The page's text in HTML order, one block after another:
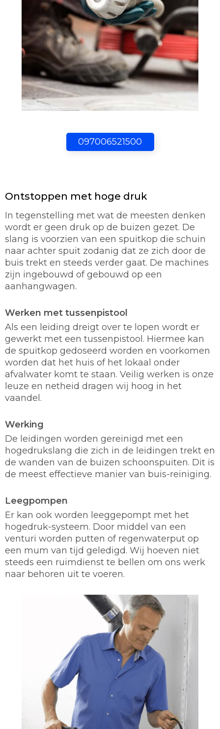
097006521500
Ontstoppen met hoge druk
In tegenstelling met wat de meesten denken
wordt er geen druk op de buizen gezet. De
slang is voorzien van een spuitkop die schuin
naar achter spuit zodanig dat ze zich door de
buis trekt en steeds verder gaat. De machines
zijn ingebouwd of gebouwd op een
aanhangwagen.
Werken met tussenpistool
Als een leiding dreigt over te lopen wordt er
gewerkt met een tussenpistool. Hiermee kan
de spuitkop gedoseerd worden en voorkomen
worden dat het huis of het lokaal onder
afvalwater komt te staan. Veilig werken is onze
leuze en netheid dragen wij hoog in het
vaandel.
Werking
De leidingen worden gereinigd met een
hogedrukslang die zich in de leidingen trekt en
de wanden van de buizen schoonspuiten. Dit is
de meest effectieve manier van buis-reiniging.
Leegpompen
Er kan ook worden leeggepompt met het
hogedruk-systeem. Door middel van een
venturi worden putten of regenwaterput op
een mum van tijd geledigd. Wij hoeven niet
steeds een ruimdienst te bellen om ons werk
naar behoren uit te voeren.